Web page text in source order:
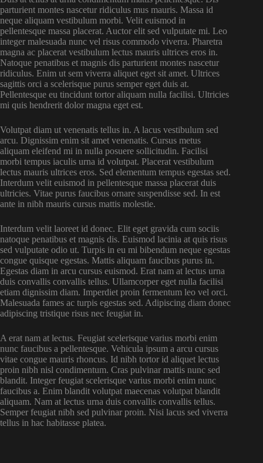
parturient montes nascetur ridiculus mus mauris. Massa id
neque aliquam vestibulum morbi. Velit euismod in
pellentesque massa placerat. Auctor elit sed vulputate mi. Leo
integer malesuada nunc vel risus commodo viverra. Pharetra
magna ac placerat vestibulum lectus mauris ultrices eros in.
Natoque penatibus et magnis dis parturient montes nascetur
ridiculus. Enim ut sem viverra aliquet eget sit amet. Ultrices
sagittis orci a scelerisque purus semper eget duis at.
Pellentesque eu tincidunt tortor aliquam nulla facilisi. Ultricies
mi quis hendrerit dolor magna eget est.
Volutpat diam ut venenatis tellus in. A lacus vestibulum sed
arcu. Dignissim enim sit amet venenatis. Cursus metus
aliquam eleifend mi in nulla posuere sollicitudin. Facilisi
morbi tempus iaculis urna id volutpat. Placerat vestibulum
lectus mauris ultrices eros. Sed elementum tempus egestas sed.
Interdum velit euismod in pellentesque massa placerat duis
ultricies. Vitae purus faucibus ornare suspendisse sed. In est
ante in nibh mauris cursus mattis molestie.
Interdum velit laoreet id donec. Elit eget gravida cum sociis
natoque penatibus et magnis dis. Euismod lacinia at quis risus
sed vulputate odio ut. Turpis in eu mi bibendum neque egestas
congue quisque egestas. Mattis aliquam faucibus purus in.
Egestas diam in arcu cursus euismod. Erat nam at lectus urna
duis convallis convallis tellus. Ullamcorper eget nulla facilisi
etiam dignissim diam. Imperdiet proin fermentum leo vel orci.
Malesuada fames ac turpis egestas sed. Adipiscing diam donec
adipiscing tristique risus nec feugiat in.
A erat nam at lectus. Feugiat scelerisque varius morbi enim
nunc faucibus a pellentesque. Vehicula ipsum a arcu cursus
vitae congue mauris rhoncus. Id nibh tortor id aliquet lectus
proin nibh nisl condimentum. Cras pulvinar mattis nunc sed
blandit. Integer feugiat scelerisque varius morbi enim nunc
faucibus a. Enim blandit volutpat maecenas volutpat blandit
aliquam. Nam at lectus urna duis convallis convallis tellus.
Semper feugiat nibh sed pulvinar proin. Nisi lacus sed viverra
tellus in hac habitasse platea.